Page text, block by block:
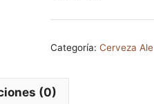
Categoría:Cerveza Ale
(0)